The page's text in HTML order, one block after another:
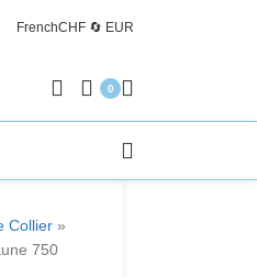
FrenchCHF 🔄 EUR
0
Collier »
750